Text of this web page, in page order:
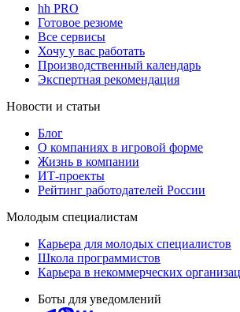
hh PRO
Готовое резюме
Все сервисы
Хочу у вас работать
Производственный календарь
Экспертная рекомендация
Новости и статьи
Блог
О компаниях в игровой форме
Жизнь в компании
ИТ-проекты
Рейтинг работодателей России
Молодым специалистам
Карьера для молодых специалистов
Школа программистов
Карьера в некоммерческих
Боты для уведомлений